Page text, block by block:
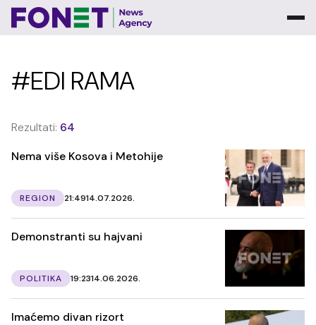
#EDI RAMA
Rezultati: 64
Nema više Kosova i Metohije
REGION 21:4914.07.2026.
Demonstranti su hajvani
POLITIKA 19:2314.06.2026.
Imaćemo divan rizort